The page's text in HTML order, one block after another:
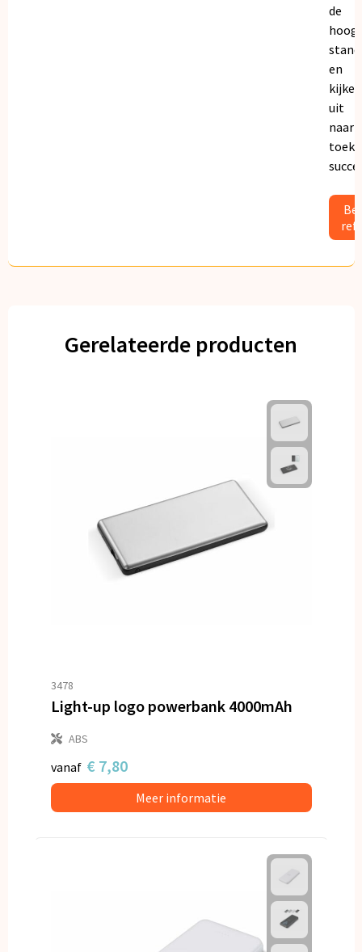
de
en
kijken
uit
naar
Gerelateerde producten
3478
Light-up logo powerbank 4000mAh
ABS
vanaf € 7,80
Meer informatie